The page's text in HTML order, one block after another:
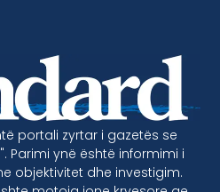
portali zyrtar i gazetës se
Parimi ynë është informimi i
objektivitet dhe investigim.